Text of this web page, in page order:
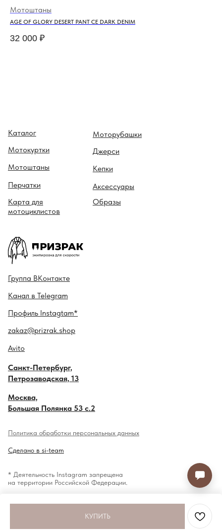
КУПИТЬ
AGE OF GLORY DESERT PANT CE DARK DENIM
Мотоштаны
32 000 ₽
Политика обработки персональных данных
Сделано в si-team
Каталог
Мотокуртки
Мотоштаны
Перчатки
Карта для
мотоциклистов
Моторубашки
Образы
Джерси
Кепки
Аксессуары
Канал в Telegram
* Деятельность Instagram запрещена
на территории Российской Федерации.
Профиль Instagtam*
Гру ппа ВКонтакте
zakaz@prizrak.shop
Москва,
Большая Полянка 53 с.2
Санкт-Петербург,
Петрозаводская, 13
Avito